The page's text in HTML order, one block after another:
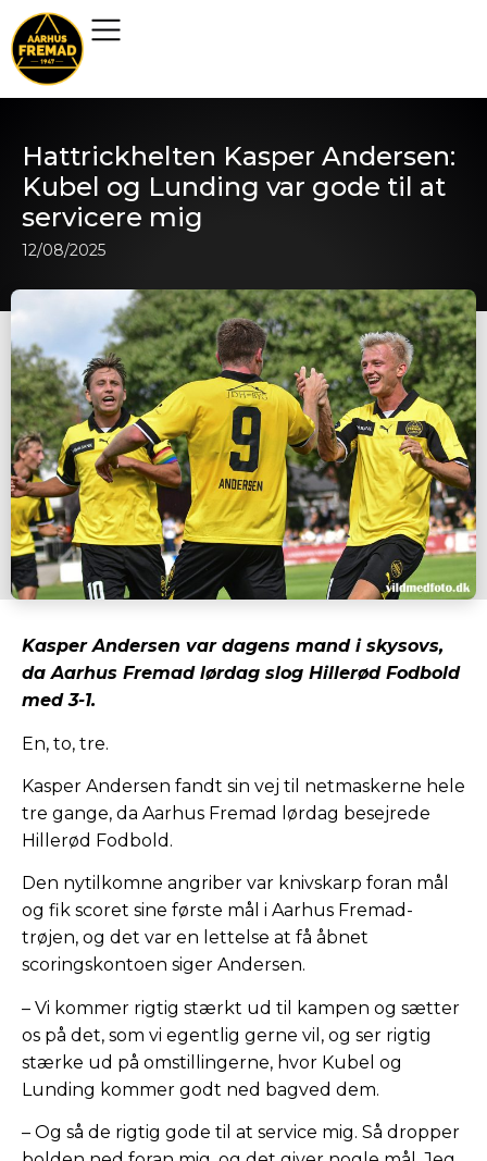
Hattrickhelten Kasper Andersen:
Kubel og Lunding var gode til at
servicere mig
12/08/2025
Kasper Andersen var dagens mand i skysovs,
da Aarhus Fremad lørdag slog Hillerød Fodbold
med 3-1.
En, to, tre.
Kasper Andersen fandt sin vej til netmaskerne hele
tre gange, da Aarhus Fremad lørdag besejrede
Hillerød Fodbold.
Den nytilkomne angriber var knivskarp foran mål
og fik scoret sine første mål i Aarhus Fremad-
trøjen, og det var en lettelse at få åbnet
scoringskontoen siger Andersen.
– Vi kommer rigtig stærkt ud til kampen og sætter
os på det, som vi egentlig gerne vil, og ser rigtig
stærke ud på omstillingerne, hvor Kubel og
Lunding kommer godt ned bagved dem.
– Og så de rigtig gode til at service mig. Så dropper